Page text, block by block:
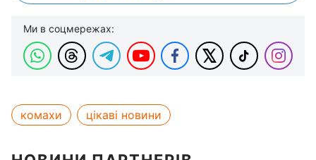
Ми в соцмережах:
комахи цікаві новини